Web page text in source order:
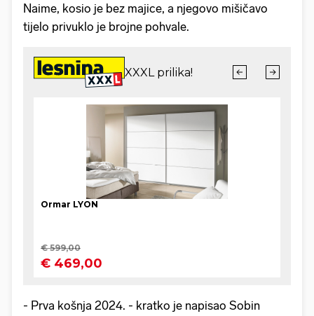
Naime, kosio je bez majice, a njegovo mišičavo
tijelo privuklo je brojne pohvale.
- Prva košnja 2024. - kratko je napisao Sobin